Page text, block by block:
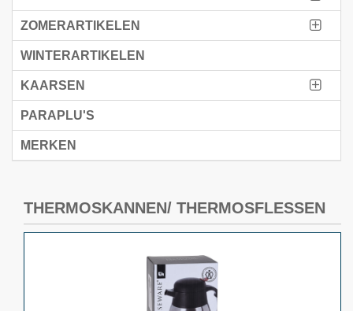
ZOMERARTIKELEN
WINTERARTIKELEN
KAARSEN
PARAPLU'S
MERKEN
THERMOSKANNEN/ THERMOSFLESSEN